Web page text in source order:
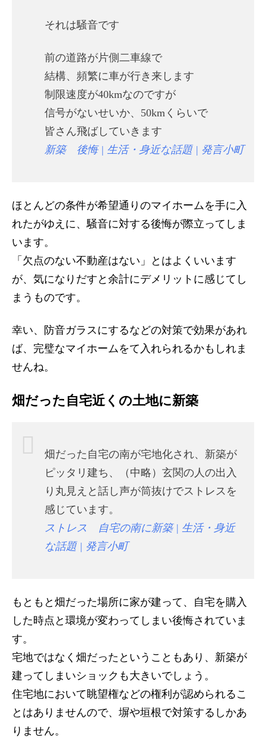
それは騒音です
前の道路が片側二車線で
結構、頻繁に車が行き来します
制限速度が40kmなのですが
信号がないせいか、50kmくらいで
皆さん飛ばしていきます
新築 後悔 | 生活・身近な話題 | 発言小町
ほとんどの条件が希望通りのマイホームを手に入
れたがゆえに、騒音に対する後悔が際立ってしま
います。
「欠点のない不動産はない」とはよくいいます
が、気になりだすと余計にデメリットに感じてし
まうものです。
幸い、防音ガラスにするなどの対策で効果があれ
ば、完璧なマイホームをて入れられるかもしれま
せんね。
畑だった自宅近くの土地に新築
畑だった自宅の南が宅地化され、新築が
ピッタリ建ち、（中略）玄関の人の出入
り丸見えと話し声が筒抜けでストレスを
感じています。
ストレス 自宅の南に新築 | 生活・身近
な話題 | 発言小町
もともと畑だった場所に家が建って、自宅を購入
した時点と環境が変わってしまい後悔されていま
す。
宅地ではなく畑だったということもあり、新築が
建ってしまいショックも大きいでしょう。
住宅地において眺望権などの権利が認められるこ
とはありませんので、塀や垣根で対策するしかあ
りません。